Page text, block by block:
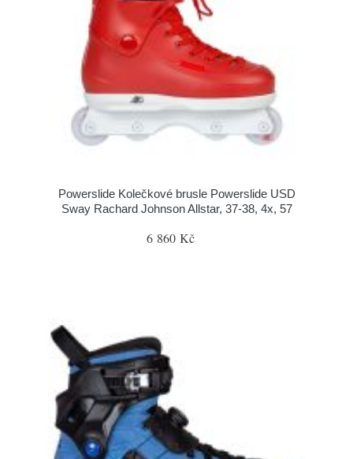
Powerslide Kolečkové brusle Powerslide USD
Sway Rachard Johnson Allstar, 37-38, 4x, 57
6 860 Kč